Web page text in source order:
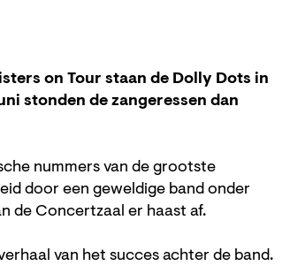
on Tour staan de Dolly Dots in
stonden de zangeressen dan
nummers van de grootste
door een geweldige band onder
de Concertzaal er haast af.
van het succes achter de band.